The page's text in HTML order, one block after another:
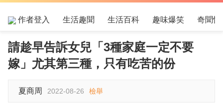
作者登入 生活趣聞 生活百科 趣味爆笑 奇聞怪
請趁早告訴女兒「3種家庭一定不要
嫁」尤其第三種，只有吃苦的份
夏商周 2022-08-26 檢舉